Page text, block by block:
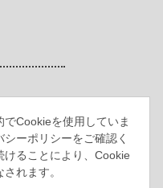
Cookieを使用していま
ーポリシーをご確認く
けることにより、Cookie
れます。